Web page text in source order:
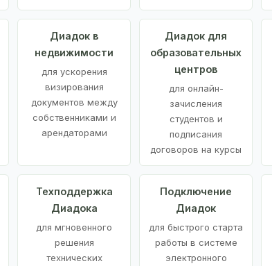
Диадок в
недвижимости
для ускорения
визирования
документов между
собственниками и
арендаторами
Диадок для
образовательных
центров
для онлайн-
зачисления
студентов и
подписания
договоров на курсы
Техподдержка
Диадока
для мгновенного
решения
технических
Подключение
Диадок
для быстрого старта
работы в системе
электронного